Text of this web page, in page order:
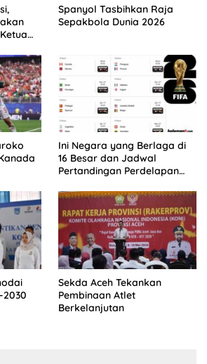
Spanyol Tasbihkan Raja
Sepakbola Dunia 2026
Ini Negara yang Berlaga di
16 Besar dan Jadwal
Pertandingan Perdelapan
2030
Sekda Aceh Tekankan
Pembinaan Atlet
Berkelanjutan